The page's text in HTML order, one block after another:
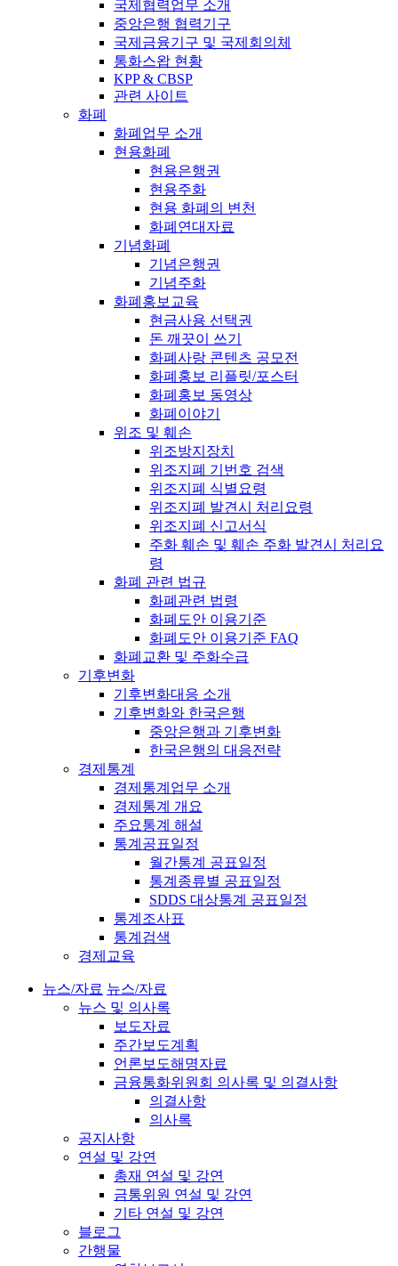
국제협력업무 소개
중앙은행 협력기구
국제금융기구 및 국제회의체
통화스왑 현황
KPP & CBSP
관련 사이트
화폐
화폐업무 소개
현용화폐
현용은행권
현용주화
현용 화폐의 변천
화폐연대자료
기념화폐
기념은행권
기념주화
화폐홍보교육
현금사용 선택권
돈 깨끗이 쓰기
화폐사랑 콘텐츠 공모전
화폐홍보 리플릿/포스터
화폐홍보 동영상
화폐이야기
위조 및 훼손
위조방지장치
위조지폐 기번호 검색
위조지폐 식별요령
위조지폐 발견시 처리요령
위조지폐 신고서식
주화 훼손 및 훼손 주화 발견시 처리요
령
화폐 관련 법규
화폐관련 법령
화폐도안 이용기준
화폐도안 이용기준 FAQ
화폐교환 및 주화수급
기후변화
기후변화대응 소개
기후변화와 한국은행
중앙은행과 기후변화
한국은행의 대응전략
경제통계
경제통계업무 소개
경제통계 개요
주요통계 해설
통계공표일정
월간통계 공표일정
통계종류별 공표일정
SDDS 대상통계 공표일정
통계조사표
통계검색
경제교육
뉴스/자료 뉴스/자료
뉴스 및 의사록
보도자료
주간보도계획
언론보도해명자료
금융통화위원회 의사록 및 의결사항
의결사항
의사록
공지사항
연설 및 강연
총재 연설 및 강연
금통위원 연설 및 강연
기타 연설 및 강연
블로그
간행물